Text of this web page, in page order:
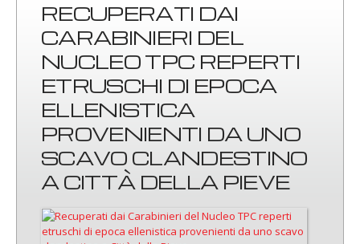
RECUPERATI DAI
CARABINIERI DEL
NUCLEO TPC REPERTI
ETRUSCHI DI EPOCA
ELLENISTICA
PROVENIENTI DA UNO
SCAVO CLANDESTINO
A CITTÀ DELLA PIEVE